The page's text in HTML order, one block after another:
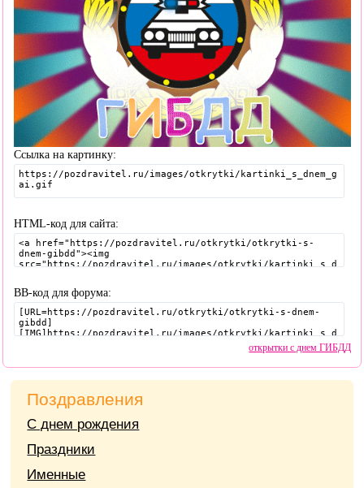
Ссылка на картинку:
HTML-код для сайта:
BB-код для форума:
открытки с днем ГИБДД
Поздравления
С днем рождения
Праздники
Именные